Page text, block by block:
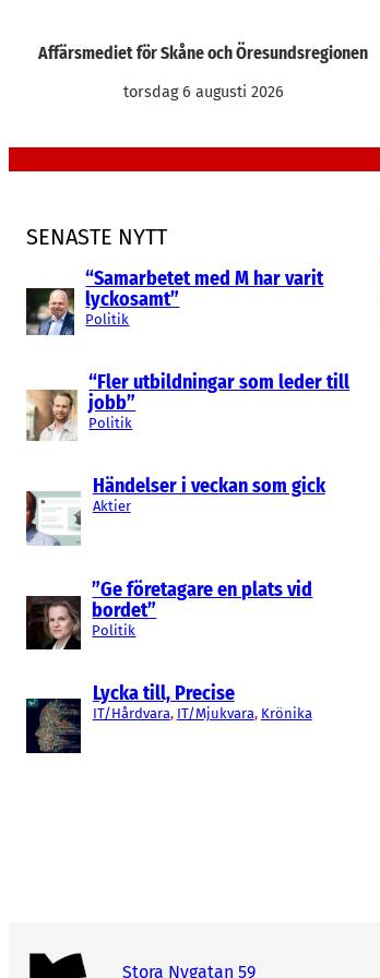
Affärsmediet för Skåne och Öresundsregionen
torsdag 6 augusti 2026
SENASTE NYTT
“Samarbetet med M har varit
lyckosamt”
Politik
“Fler utbildningar som leder till
jobb”
Politik
Händelser i veckan som gick
Aktier
”Ge företagare en plats vid
bordet”
Politik
Lycka till, Precise
IT/Hårdvara, IT/Mjukvara, Krönika
Stora Nygatan 59